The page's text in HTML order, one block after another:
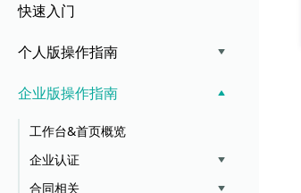
快速入门
个人版操作指南
企业版操作指南
工作台&首页概览
企业认证
合同相关